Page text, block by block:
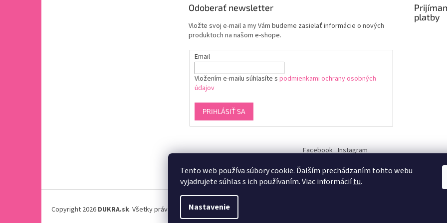
Tento web používa súbory cookie. Ďalším prechádzaním tohto webu
vyjadrujete súhlas s ich používaním. Viac informáciítu.
Nastavenie
Odoberať newsletter
Vložte svoj e-mail a my Vám budeme zasielať informácie o nových
produktoch na našom e-shope.
Email
Vložením e-mailu súhlasíte s podmienkami ochrany osobných
údajov
PRIHLÁSIŤ SA
platby
Facebook Instagram
dukra-white
Copyright 2026 DUKRA.sk. Všetky práva vyhradené.